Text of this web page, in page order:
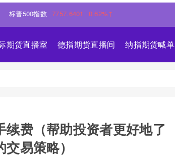
指数 7757.6401 0.62%↑
期货直播室 德指期货直播间 纳指期货喊单
费（帮助投资者更好地了
易策略）